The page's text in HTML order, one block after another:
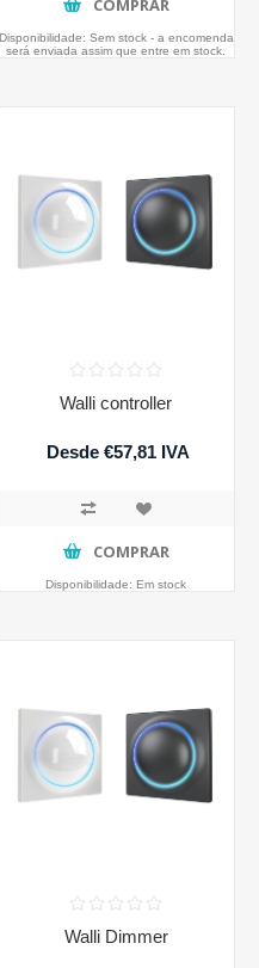
COMPRAR
Disponibilidade: Sem stock - a encomenda
será enviada assim que entre em stock.
Walli controller
Desde €57,81 IVA
COMPRAR
Disponibilidade: Em stock
Walli Dimmer